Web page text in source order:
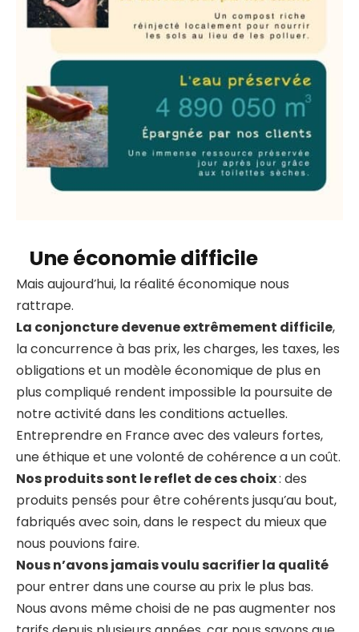
Une économie difficile
Mais aujourd’hui, la réalité économique nous
rattrape.
La conjoncture devenue extrêmement difficile,
la concurrence à bas prix, les charges, les taxes, les
obligations et un modèle économique de plus en
plus compliqué rendent impossible la poursuite de
notre activité dans les conditions actuelles.
Entreprendre en France avec des valeurs fortes,
une éthique et une volonté de cohérence a un coût.
Nos produits sont le reflet de ces choix: des
produits pensés pour être cohérents jusqu’au bout,
fabriqués avec soin, dans le respect du mieux que
nous pouvions faire.
Nous n’avons jamais voulu sacrifier la qualité
pour entrer dans une course au prix le plus bas.
Nous avons même choisi de ne pas augmenter nos